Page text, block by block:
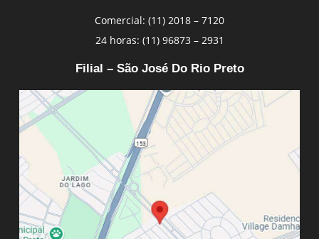
Comercial: (11) 2018 – 7120
24 horas: (11) 96873 – 2931
Filial – São José Do Rio Preto